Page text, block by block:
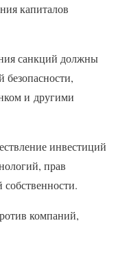
капиталов
санкций должны
и другими
инвестиций
прав
компаний,